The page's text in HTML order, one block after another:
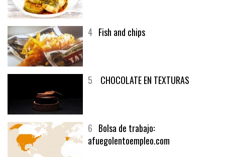
6Bolsa de trabajo: